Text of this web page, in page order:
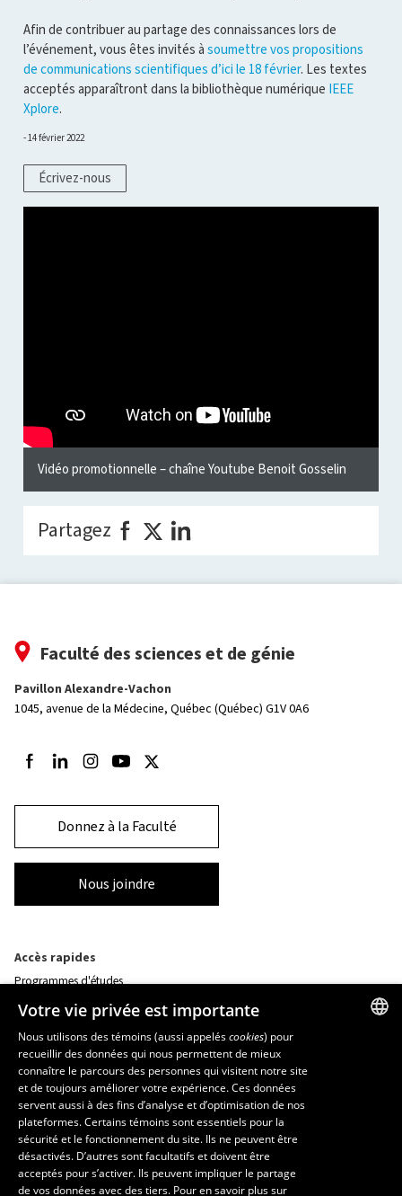
Afin de contribuer au partage des connaissances lors de
l’événement, vous êtes invités à soumettre vos propositions
de communications scientifiques d’ici le 18 février. Les textes
acceptés apparaîtront dans la bibliothèque numérique IEEE
Xplore.
14 février 2022
Écrivez-nous
Vidéo promotionnelle – chaîne Youtube Benoit Gosselin
Partagez
Faculté des sciences et de génie
Pavillon Alexandre-Vachon
1045, avenue de la Médecine, Québec (Québec) G1V 0A6
Suivez-nous sur Facebook
Suivez-nous sur LinkedIn
Suivez-nous sur Instagram
Suivez-nous sur Youtube
Suivez-nous sur Twitter
Donnez à la Faculté
Nous joindre
Accès rapides
Programmes d'études
Nos départements et école
Foire aux questions
Ressources
monPortail
MESURES D'URGENCE
Composer le418 656-5555
Votre vie privée est importante
Nous utilisons des témoins (aussi appeléscookies) pour
recueillir des données qui nous permettent de mieux
connaître le parcours des personnes qui visitent notre site
et de toujours améliorer votre expérience. Ces données
servent aussi à des fins d’analyse et d’optimisation de nos
plateformes. Certains témoins sont essentiels pour la
sécurité et le fonctionnement du site. Ils ne peuvent être
désactivés. D’autres sont facultatifs et doivent être
acceptés pour s’activer. Ils peuvent impliquer le partage
de vos données avec des tiers. Pour en savoir plus sur